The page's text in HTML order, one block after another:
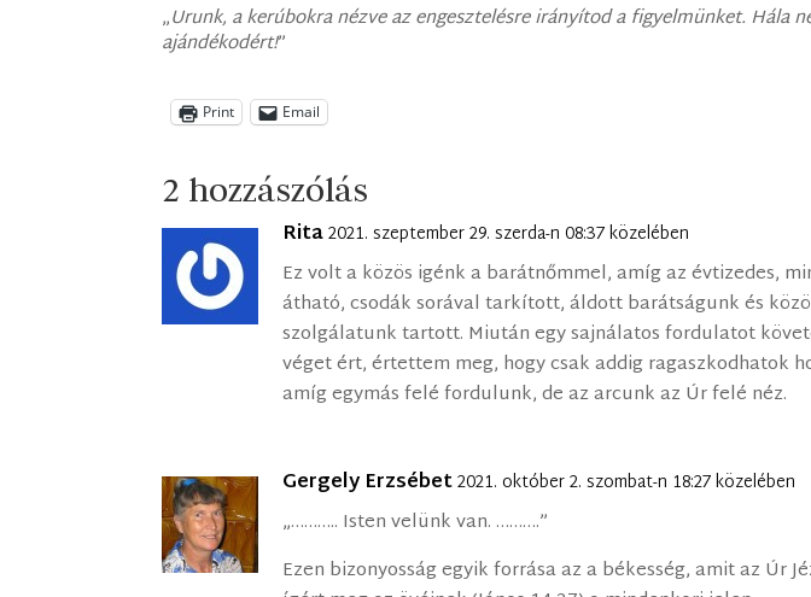
„Urunk, a kerúbokra nézve az engesztelésre irányítod a figyelmünket. Hála
ajándékodért!”
Print Email
2 hozzászólás
Rita2021. szeptember 29. szerda-n 08:37 közelében
Ez volt a közös igénk a barátnőmmel, amíg az évtizedes,
átható, csodák sorával tarkított, áldott barátságunk és
szolgálatunk tartott. Miután egy sajnálatos fordulatot
véget ért, értettem meg, hogy csak addig ragaszkodhatok
amíg egymás felé fordulunk, de az arcunk az Úr felé néz.
Gergely Erzsébet2021. október 2. szombat-n 18:27 közelében
„……….. Isten velünk van. ……….”
Ezen bizonyosság egyik forrása az a békesség, amit az Úr